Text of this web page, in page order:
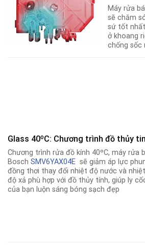
Máy rửa
sẽ chăm
sứ tốt
ở khoang
chống sốc
Glass 40ºC: Chương trình đồ thủy
Chương trình rửa đồ kính 40ºC, máy rửa
Bosch SMV6YAX04E sẽ giảm áp lực
đồng thơi thay đổi nhiệt độ nước và nhiệt
độ xả phù hợp với đồ thủy tính, giúp ly
của bạn luộn sáng bóng sạch đẹp